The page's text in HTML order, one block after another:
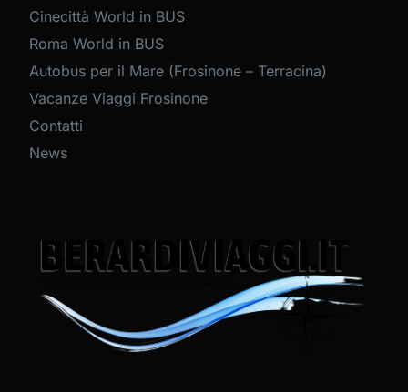
Cinecittà World in BUS
Roma World in BUS
Autobus per il Mare (Frosinone – Terracina)
Vacanze Viaggi Frosinone
Contatti
News